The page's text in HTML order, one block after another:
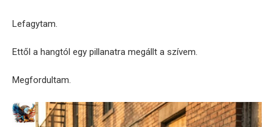
Lefagytam.
Ettől a hangtól egy pillanatra megállt a szívem.
Megfordultam.